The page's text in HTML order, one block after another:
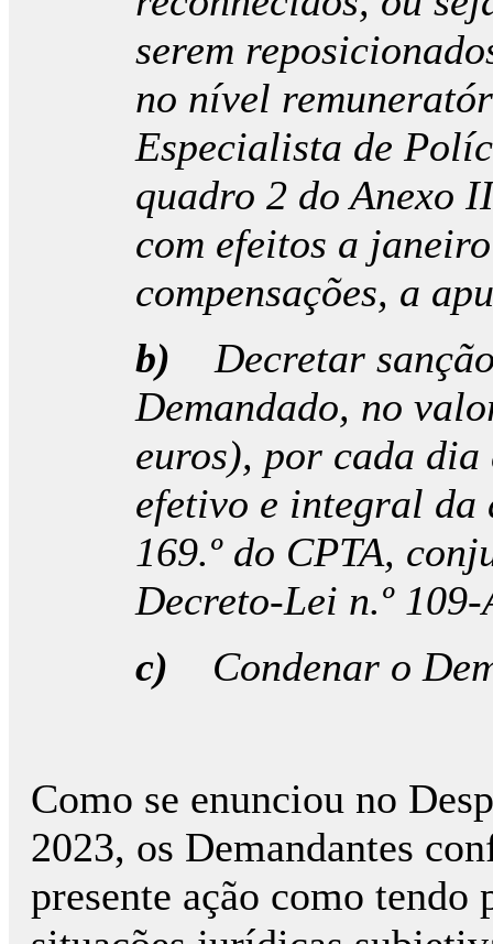
serem
no nível
Especialista de
quadro 2 do Anexo
com efeitos a
compensações, a
b)Decretar
Demandado, no
euros), por cada
efetivo e integral da
169.º do CPTA,
Decreto-Lei n.º
c) Condenar o
Como se enunciou no
2023, os Demandantes
presente ação como